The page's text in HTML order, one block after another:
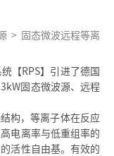
> 固态微波远程等离子
【RPS】引进了德国
固态微波源、远程
构，等离子体在反应
电离率与低重组率的
活性自由基。有效的